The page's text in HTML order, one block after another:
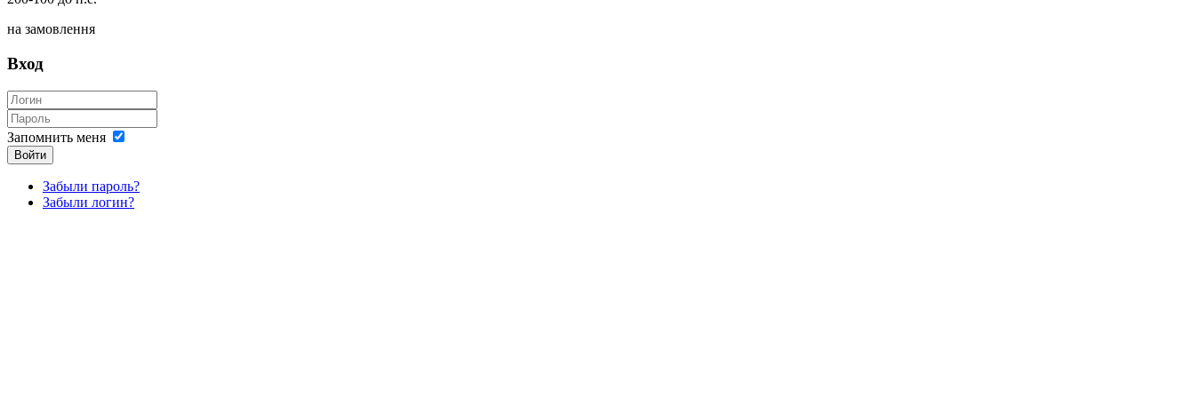
на замовлення
Вход
Запомнить меня
Войти
Забыли пароль?
Забыли логин?